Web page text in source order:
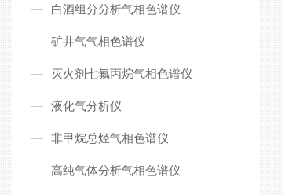
白酒组分分析气相色谱仪
矿井气气相色谱仪
灭火剂七氟丙烷气相色谱仪
液化气分析仪
非甲烷总烃气相色谱仪
高纯气体分析气相色谱仪